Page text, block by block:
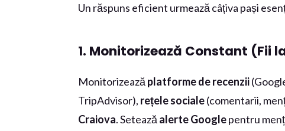
Un răspuns eficient urmează câțiva pași
1. Monitorizează Constant (Fii
Monitorizeazăplatforme de recenzii
TripAdvisor), rețele sociale(comentarii,
Craiova. Seteazăalerte Googlepentru